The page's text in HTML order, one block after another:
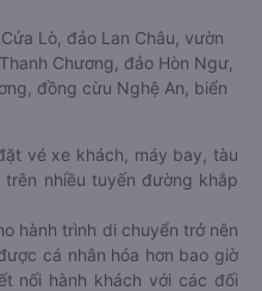
Lò, đảo Lan Châu, vườn
Chương, đảo Hòn Ngư,
đồng cừu Nghệ An, biển
vé xe khách, máy bay, tàu
nhiều tuyến đường khắp
hành trình di chuyển trở nên
cá nhân hóa hơn bao giờ
nối hành khách với các đối